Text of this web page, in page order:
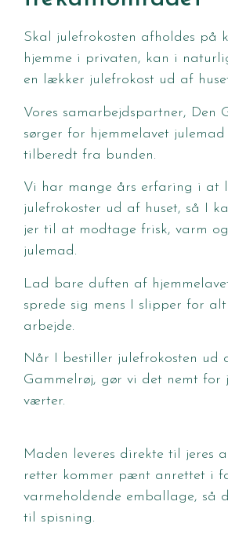
Skal julefrokosten afholdes på
hjemme i privaten, kan i
en lækker julefrokost ud af
Vores samarbejdspartner, Den
sørger for hjemmelavet
tilberedt fra bunden.
Vi har mange års erfaring i at
julefrokoster ud af huset, så I
jer til at modtage frisk, varm
julemad.
Lad bare duften af
sprede sig mens I slipper for
arbejde.
Når I bestiller julefrokosten ud
Gammelrøj, gør vi det nemt for
værter.
Maden leveres direkte til jeres
retter kommer pænt anrettet i
varmeholdende emballage, så
til spisning.